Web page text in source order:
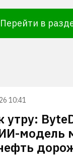
Перейти в
10:41
утру:
модель